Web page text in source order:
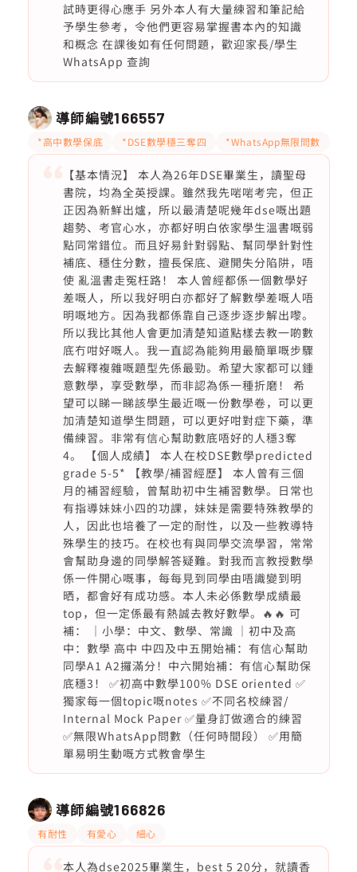
試時更得心應手 另外本人有大量練習和筆記給
予學生參考，令他們更容易掌握書本內的知識
和概念 在課後如有任何問題，歡迎家長/學生
WhatsApp 查詢
導師編號166557
*高中數學保底 *DSE數學穩三奪四 *WhatsApp無限問數
【基本情況】 本人為26年DSE畢業生，讀聖母
書院，均為全英授課。雖然我先啱啱考完，但正
正因為新鮮出爐，所以最清楚呢幾年dse嘅出題
趨勢、考官心水，亦都好明白依家學生溫書嘅弱
點同常錯位。而且好易針對弱點、幫同學針對性
補底、穩住分數，擅長保底、避開失分陷阱，唔
使 亂溫書走冤枉路！ 本人曾經都係一個數學好
差嘅人，所以我好明白亦都好了解數學差嘅人唔
明嘅地方。因為我都係靠自己逐步逐步解出嚟。
所以我比其他人會更加清楚知道點樣去教一啲數
底冇咁好嘅人。我一直認為能夠用最簡單嘅步驟
去解釋複雜嘅題型先係最勁。希望大家都可以鍾
意數學，享受數學，而非認為係一種折磨！ 希
望可以睇一睇該學生最近嘅一份數學卷，可以更
加清楚知道學生問題，可以更好咁對症下藥，準
備練習。非常有信心幫助數底唔好的人穩3奪
4。 【個人成績】 本人在校DSE數學predicted
grade 5-5* 【教學/補習經歷】 本人曾有三個
月的補習經驗，曾幫助初中生補習數學。日常也
有指導妹妹小四的功課，妹妹是需要特殊教學的
人，因此也培養了一定的耐性，以及一些教導特
殊學生的技巧。在校也有與同學交流學習，常常
會幫助身邊的同學解答疑難。對我而言教授數學
係一件開心嘅事，每每見到同學由唔識變到明
晒，都會好有成功感。本人未必係數學成績最
top，但一定係最有熱誠去教好數學。🔥🔥 可
補： ｜小學：中文、數學、常識 ｜初中及高
中：數學 高中 中四及中五開始補：有信心幫助
同學A1 A2攞滿分！中六開始補：有信心幫助保
底穩3！ ✅初高中數學100% DSE oriented ✅
獨家每一個topic嘅notes ✅不同名校練習/
Internal Mock Paper ✅量身訂做適合的練習
✅無限WhatsApp問數（任何時間段） ✅用簡
單易明生動嘅方式教會學生
導師編號166826
有耐性 有愛心 細心
本人為dse2025畢業生，best 5 20分，就讀香